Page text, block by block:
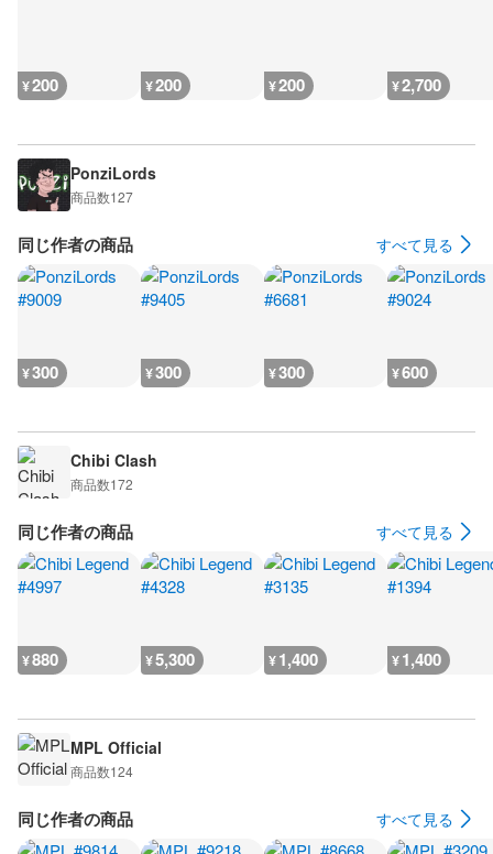
¥200 ¥200 ¥200 ¥2,700
PonziLords
商品数127
同じ作者の商品 すべて見る
¥300 ¥300 ¥300 ¥600
Chibi Clash
商品数172
同じ作者の商品 すべて見る
¥880 ¥5,300 ¥1,400 ¥1,400
MPL Official
商品数124
同じ作者の商品 すべて見る